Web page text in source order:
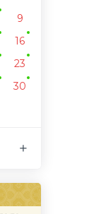
9
16
23
30